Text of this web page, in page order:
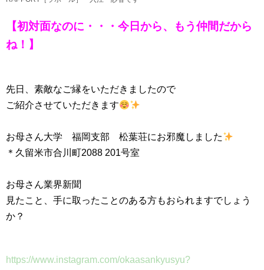
【初対面なのに・・・今日から、もう仲間だから
ね！】
先日、素敵なご縁をいただきましたので
ご紹介させていただきます
お母さん大学 福岡支部 松葉荘にお邪魔しました
＊久留米市合川町2088 201号室
お母さん業界新聞
見たこと、手に取ったことのある方もおられますでしょう
か？
https://www.instagram.com/okaasankyusyu?